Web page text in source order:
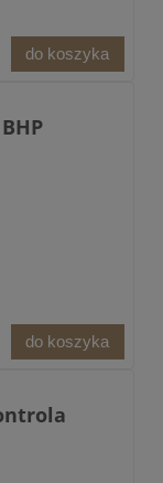
do koszyka
do koszyka